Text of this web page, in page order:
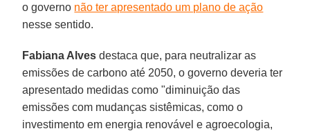
o governo não ter apresentado um plano de ação
nesse sentido.
Fabiana Alves destaca que, para neutralizar as
emissões de carbono até 2050, o governo deveria ter
apresentado medidas como "diminuição das
emissões com mudanças sistêmicas, como o
investimento em energia renovável e agroecologia,